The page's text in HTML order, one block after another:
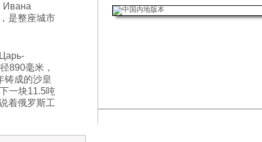
Ивана
是整座城市
890毫米，
铸成的沙皇
一块11.5吨
着俄罗斯工